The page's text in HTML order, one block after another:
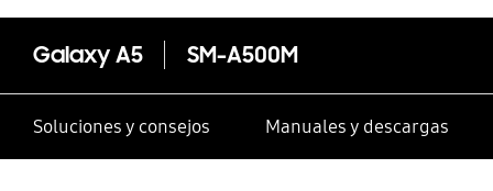
Galaxy A5 SM-A500M
Soluciones y consejos Manuales y descargas